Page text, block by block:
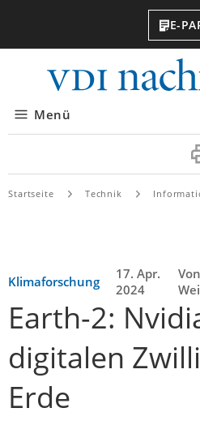
E-
Menü
Startseite Technik
Klimaforschung
17. Apr.
2024
Earth-2:
digitalen
Erde